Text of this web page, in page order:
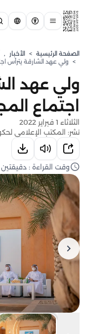
الصفحة الرئيسية > الأخبار ,
> ولي عهد الشارقة يترأس
ولي عهد
اجتماع
الثلاثاء 1 فبراير 2022
نشر: المكتب الإعلامي
وقت القراءة :